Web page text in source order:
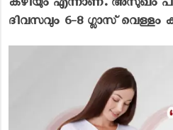
കഴിയും എന്നാണ്. അസുഖം
ദിവസവും 6-8 ഗ്ലാസ് വെള്ളം